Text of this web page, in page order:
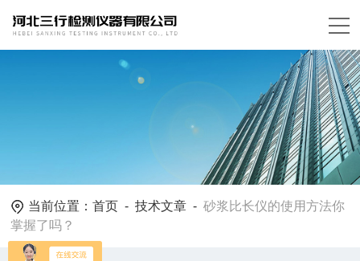
当前位置：首页 -技术文章 -砂浆比长仪的使用方法你
掌握了吗？